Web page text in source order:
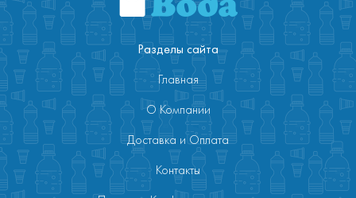
Разделы сайта
Главная
О Компании
Доставка и Оплата
Контакты